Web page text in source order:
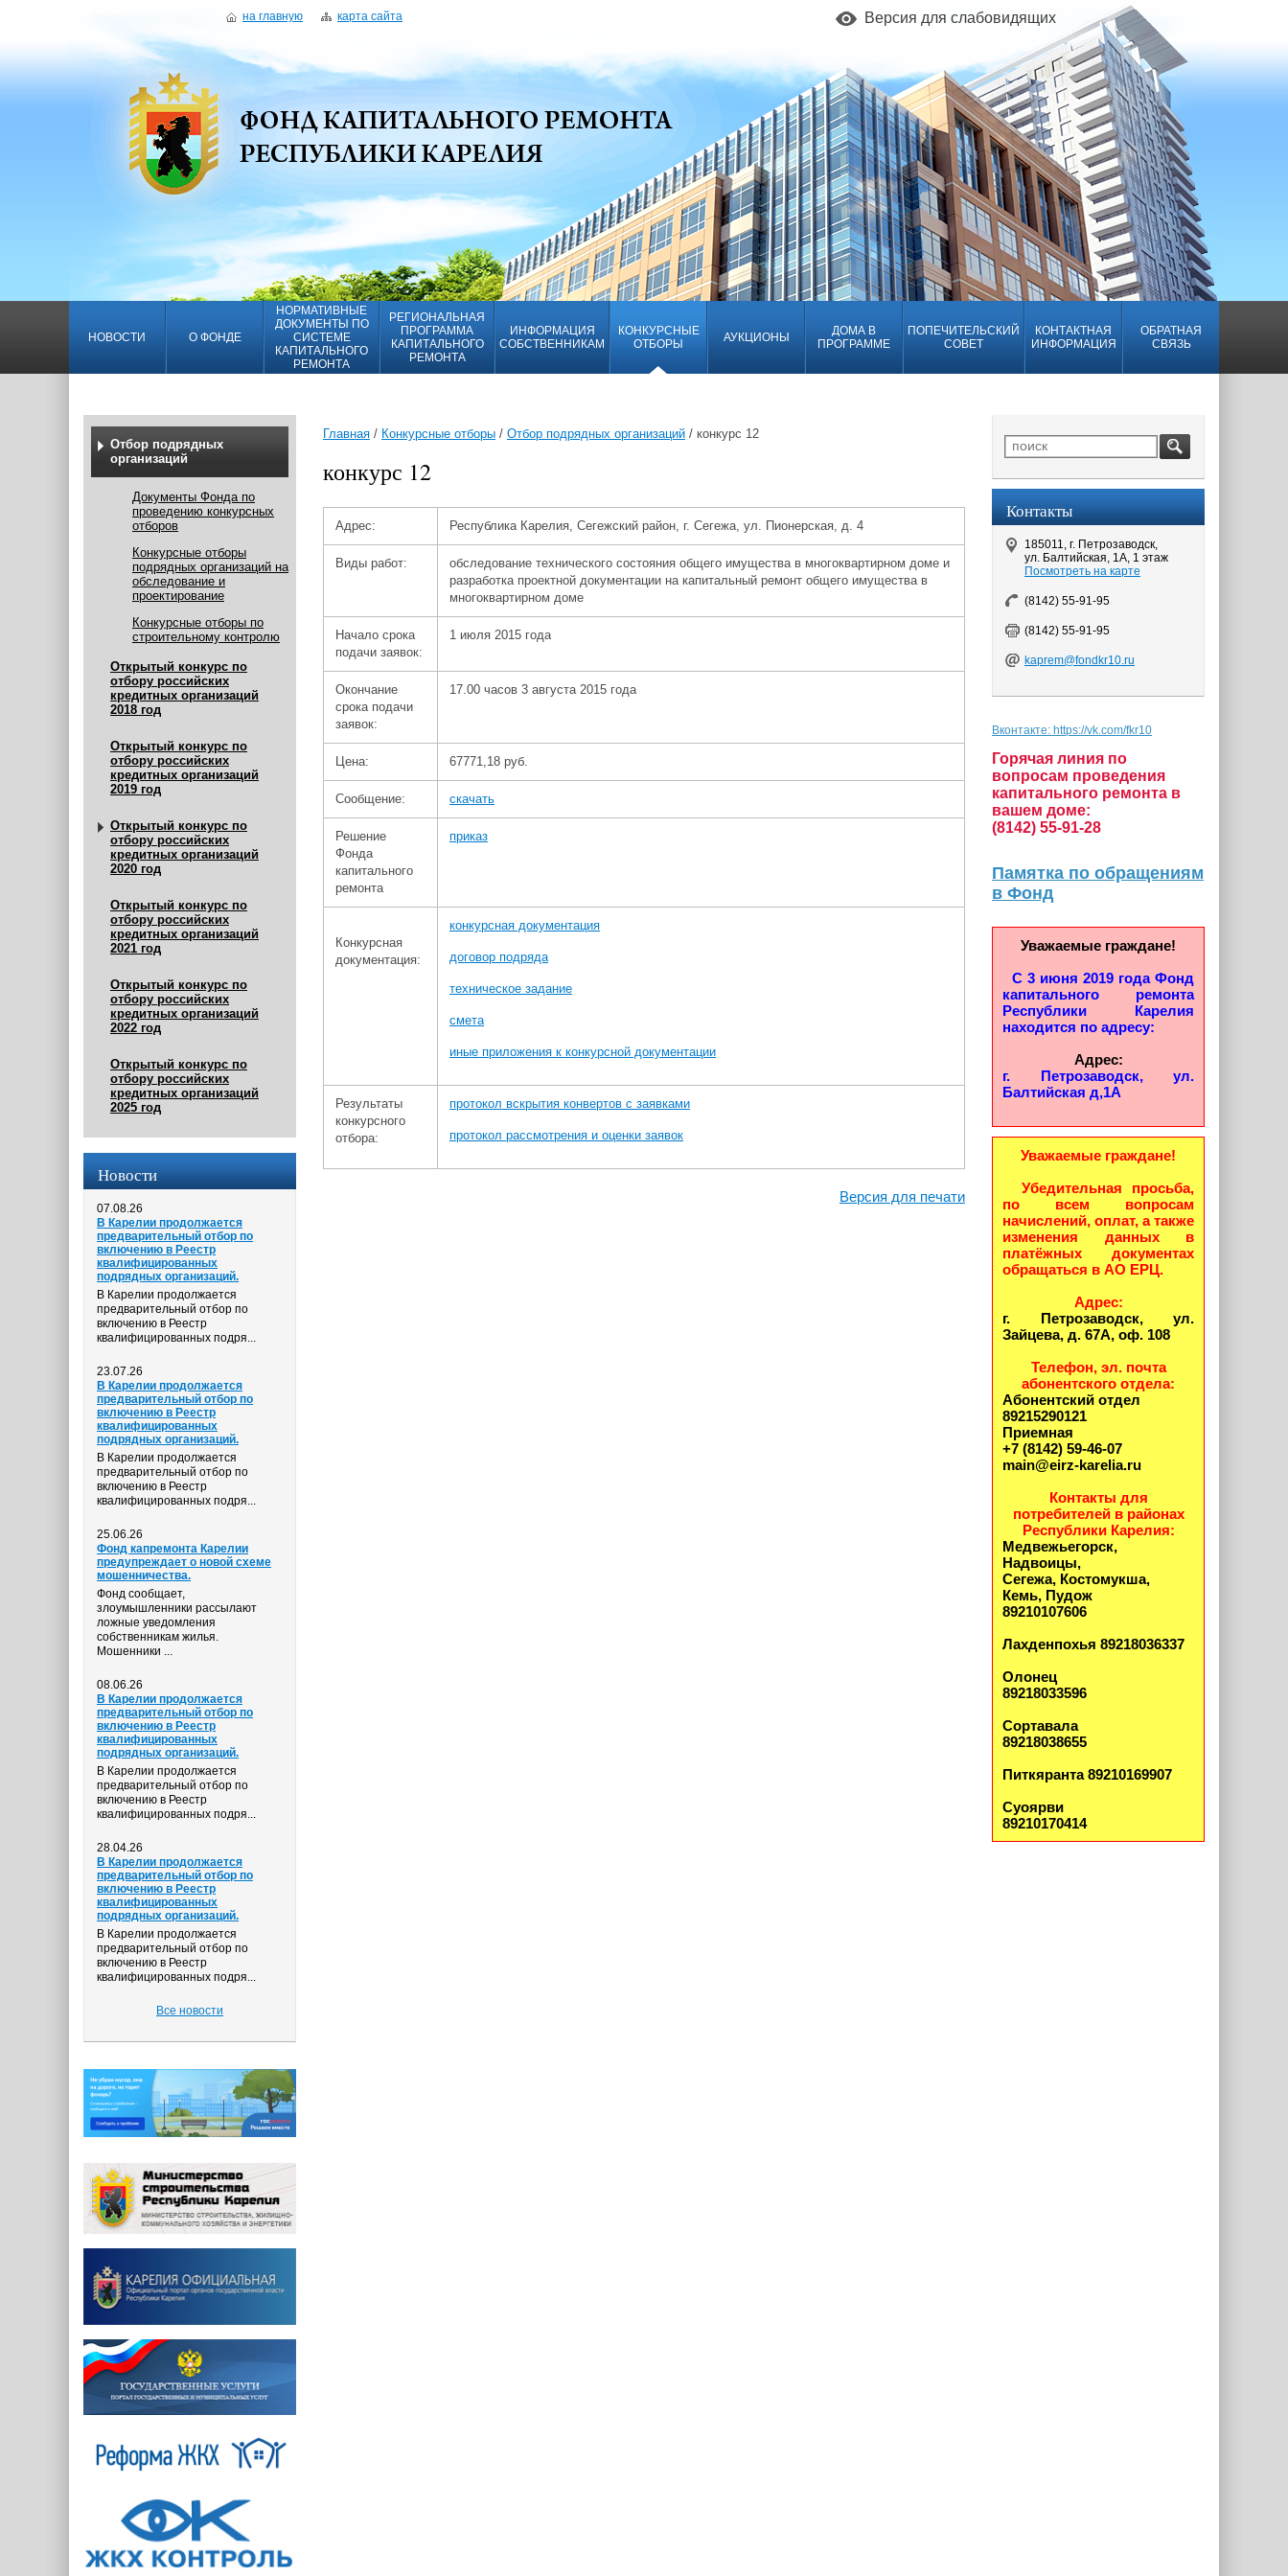
на главную карта сайта Версия для слабовидящих
НОВОСТИ О ФОНДЕ
НОРМАТИВНЫЕ
ДОКУМЕНТЫ ПО
СИСТЕМЕ
КАПИТАЛЬНОГО
РЕМОНТА
РЕГИОНАЛЬНАЯ
ПРОГРАММА
КАПИТАЛЬНОГО
РЕМОНТА
ИНФОРМАЦИЯ
СОБСТВЕННИКАМ
КОНКУРСНЫЕ
ОТБОРЫ
АУКЦИОНЫ
ДОМА В
ПРОГРАММЕ
ПОПЕЧИТЕЛЬСКИЙ
СОВЕТ
КОНТАКТНАЯ
ИНФОРМАЦИЯ
ОБРАТНАЯ
СВЯЗЬ
Отбор подрядных
организаций
Документы Фонда по
проведению конкурсных
отборов
Конкурсные отборы
подрядных организаций на
обследование и
проектирование
Конкурсные отборы по
строительному контролю
Открытый конкурс по
отбору российских
кредитных организаций
2018 год
Открытый конкурс по
отбору российских
кредитных организаций
2019 год
Открытый конкурс по
отбору российских
кредитных организаций
2020 год
Открытый конкурс по
отбору российских
кредитных организаций
2021 год
Открытый конкурс по
отбору российских
кредитных организаций
2022 год
Открытый конкурс по
отбору российских
кредитных организаций
2025 год
Новости
07.08.26
В Карелии продолжается
предварительный отбор по
включению в Реестр
квалифицированных
подрядных организаций.
В Карелии продолжается
предварительный отбор по
включению в Реестр
квалифицированных подря...
23.07.26
В Карелии продолжается
предварительный отбор по
включению в Реестр
квалифицированных
подрядных организаций.
В Карелии продолжается
предварительный отбор по
включению в Реестр
квалифицированных подря...
25.06.26
Фонд капремонта Карелии
предупреждает о новой схеме
мошенничества.
Фонд сообщает,
злоумышленники рассылают
ложные уведомления
собственникам жилья.
Мошенники ...
08.06.26
В Карелии продолжается
предварительный отбор по
включению в Реестр
квалифицированных
подрядных организаций.
В Карелии продолжается
предварительный отбор по
включению в Реестр
квалифицированных подря...
28.04.26
В Карелии продолжается
предварительный отбор по
включению в Реестр
квалифицированных
подрядных организаций.
В Карелии продолжается
предварительный отбор по
включению в Реестр
квалифицированных подря...
Все новости
Главная / Конкурсные отборы / Отбор подрядных организаций / конкурс 12
конкурс 12
Адрес: Республика Карелия, Сегежский район, г. Сегежа, ул. Пионерская, д. 4
Виды работ:
обследование технического состояния общего имущества в многоквартирном доме и
разработка проектной документации на капитальный ремонт общего имущества в
многоквартирном доме
Начало срока
подачи заявок:
1 июля 2015 года
Окончание
срока подачи
заявок:
17.00 часов 3 августа 2015 года
Цена: 67771,18 руб.
Сообщение: скачать
Решение
Фонда
капитального
ремонта
приказ
Конкурсная
документация:
конкурсная документация
договор подряда
техническое задание
смета
иные приложения к конкурсной документации
Результаты
конкурсного
отбора:
протокол вскрытия конвертов с заявками
протокол рассмотрения и оценки заявок
Версия для печати
Контакты
185011, г. Петрозаводск,
ул. Балтийская, 1А, 1 этаж
Посмотреть на карте
(8142) 55-91-95
(8142) 55-91-95
kaprem@fondkr10.ru
Вконтакте: https://vk.com/fkr10
Горячая линия по
вопросам проведения
капитального ремонта в
вашем доме:
(8142) 55-91-28
Памятка по обращениям
в Фонд
Уважаемые граждане!
С 3 июня 2019 года Фонд
капитального ремонта
Республики Карелия
находится по адресу:
Адрес:
г. Петрозаводск, ул.
Балтийская д,1А
Уважаемые граждане!
Убедительная просьба,
по всем вопросам
начислений, оплат, а также
изменения данных в
платёжных документах
обращаться в АО ЕРЦ.
Адрес:
г. Петрозаводск, ул.
Зайцева, д. 67А, оф. 108
Телефон, эл. почта
абонентского отдела:
Абонентский отдел
89215290121
Приемная
+7 (8142) 59-46-07
main@eirz-karelia.ru
Контакты для
потребителей в районах
Республики Карелия:
Медвежьегорск,
Надвоицы,
Сегежа, Костомукша,
Кемь, Пудож
89210107606
Лахденпохья 89218036337
Олонец
89218033596
Сортавала
89218038655
Питкяранта 89210169907
Суоярви
89210170414